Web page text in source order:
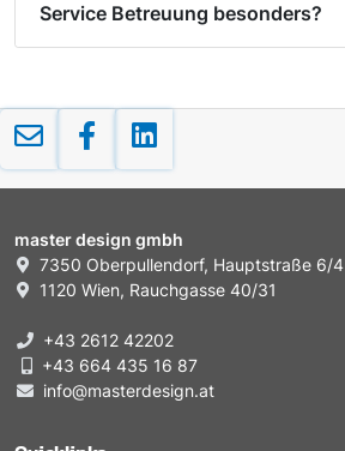
Service Betreuung besonders?
master design gmbh
7350 Oberpullendorf, Hauptstraße 6/4
1120 Wien, Rauchgasse 40/31
+43 2612 42202
+43 664 435 16 87
info@masterdesign.at